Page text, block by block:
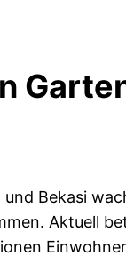
Bekasi
Aktuell